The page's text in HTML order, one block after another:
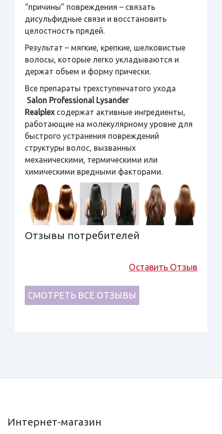
“причины” повреждения – связать
дисульфидные связи и восстановить
целостность прядей.
Результат – мягкие, крепкие, шелковистые
волосы, которые легко укладываются и
держат объем и форму прически.
Все препараты трехступенчатого ухода
Salon Professional Lysander
Realplexсодержат активные ингредиенты,
работающие на молекулярному уровне для
быстрого устранения повреждений
структуры волос, вызванных
механическими, термическими или
химическими вредными факторами.
Отзывы потребителей
Оставить Отзыв
СМОТРЕТЬ ВСЕ ОТЗЫВЫ
Интернет-магазин